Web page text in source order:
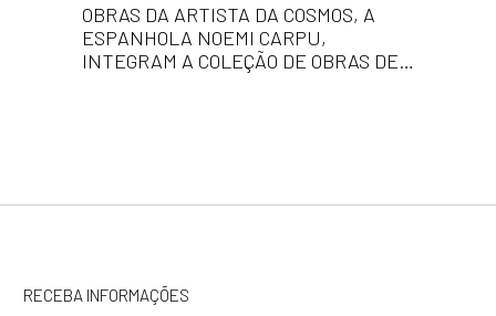
OBRAS DA ARTISTA DA COSMOS, A
ESPANHOLA NOEMI CARPU,
INTEGRAM A COLEÇÃO DE OBRAS DE
RECEBA INFORMAÇÕES